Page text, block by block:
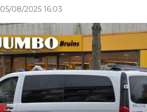
05/08/2025 16:03